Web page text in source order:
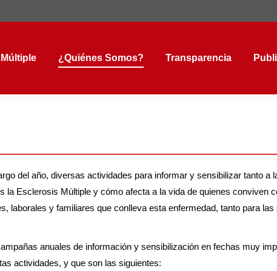
¿Quiénes Somos? Transparencia
del año, diversas actividades para informar y sensibilizar tanto a
Esclerosis Múltiple y cómo afecta a la vida de quienes conviven
laborales y familiares que conlleva esta enfermedad, tanto para las
anuales de información y sensibilización en fechas muy
actividades, y que son las siguientes: